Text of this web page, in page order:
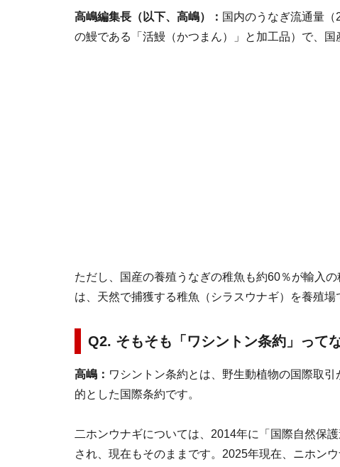
高嶋編集長（以下、高嶋）： 国内のうなぎ流通量
の鰻である「活鰻（かつまん）」と加工品）で、国
ただし、国産の養殖うなぎの稚魚も約60％が輸入
は、天然で捕獲する稚魚（シラスウナギ）を養殖場
Q2. そもそも「ワシントン条約」って
高嶋： ワシントン条約とは、野生動植物の国際取
的とした国際条約です。
二ホンウナギについては、2014年に「国際自然保
され、現在もそのままです。2025年現在、ニホン